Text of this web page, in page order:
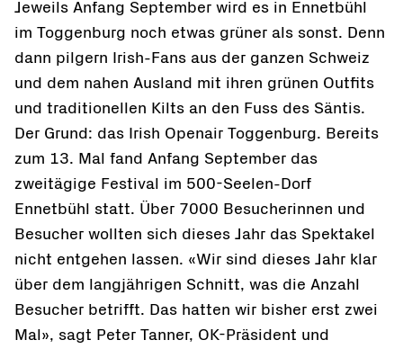
Jeweils Anfang September wird es in Ennetbühl
im Toggenburg noch etwas grüner als sonst. Denn
dann pilgern Irish-Fans aus der ganzen Schweiz
und dem nahen Ausland mit ihren grünen Outfits
und traditionellen Kilts an den Fuss des Säntis.
Der Grund: das Irish Openair Toggenburg. Bereits
zum 13. Mal fand Anfang September das
zweitägige Festival im 500-Seelen-Dorf
Ennetbühl statt. Über 7000 Besucherinnen und
Besucher wollten sich dieses Jahr das Spektakel
nicht entgehen lassen. «Wir sind dieses Jahr klar
über dem langjährigen Schnitt, was die Anzahl
Besucher betrifft. Das hatten wir bisher erst zwei
Mal», sagt Peter Tanner, OK-Präsident und